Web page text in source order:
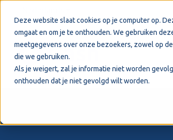
Deze website slaat cookies op je computer op.
omgaat en om je te onthouden. We gebruiken
meetgegevens over onze bezoekers, zowel op
die we gebruiken.
Als je weigert, zal je informatie niet worden
onthouden dat je niet gevolgd wilt worden.